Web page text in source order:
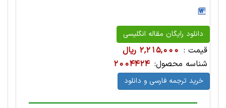
دانلود رایگان مقاله انگلیسی
قیمت : 2,215,000 ریال
شناسه محصول: 2004424
خرید ترجمه فارسی و دانلود